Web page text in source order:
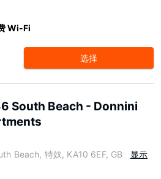
Wi-Fi
选择
South Beach - Donnini
Beach, 特奴, KA10 6EF, GB
显示